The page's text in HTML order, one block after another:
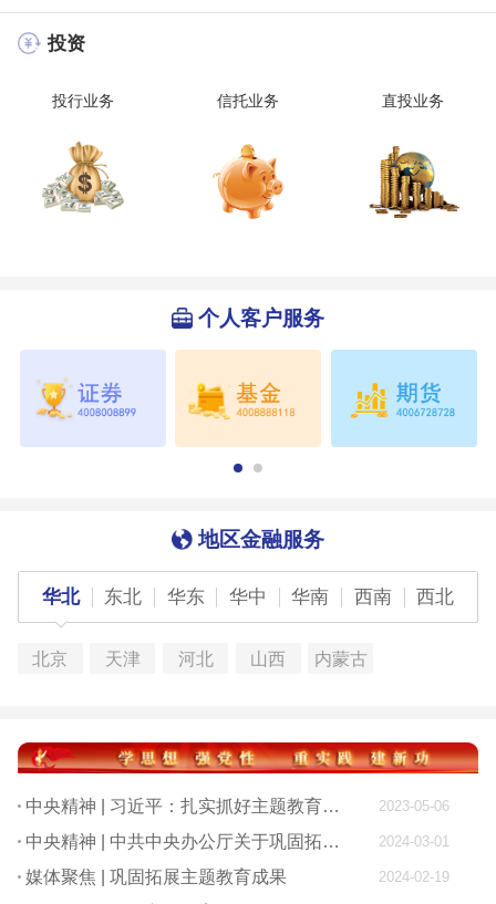
投资
投行业务 信托业务 直投业务
个人客户服务
地区金融服务
华北 东北 华东 华中 华南 西南 西北
北京 天津 河北 山西 内蒙古
中央精神 | 习近平：扎实抓好主题教育 为奋进新征程凝心聚力 2023-05-06
中央精神 | 中共中央办公厅关于巩固拓展学习贯彻习近平新时代中国特色社会主义思想主题教育成果的意见 2024-03-01
媒体聚焦 | 巩固拓展主题教育成果 2024-02-19